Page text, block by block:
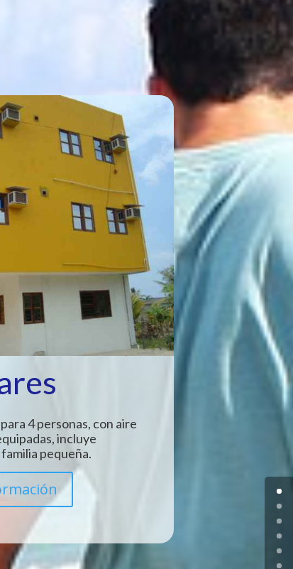
4 personas, con aire
incluye
pequeña.